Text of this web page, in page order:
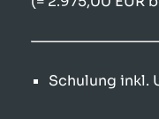
Schulung inkl.